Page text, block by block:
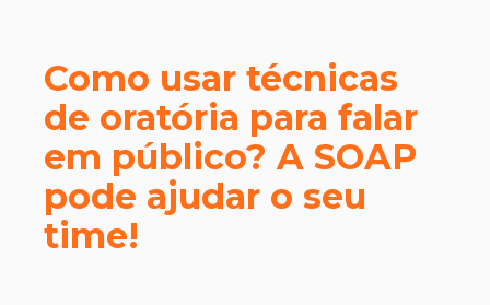
Como usar técnicas
de oratória para falar
em público? A SOAP
pode ajudar o seu
time!